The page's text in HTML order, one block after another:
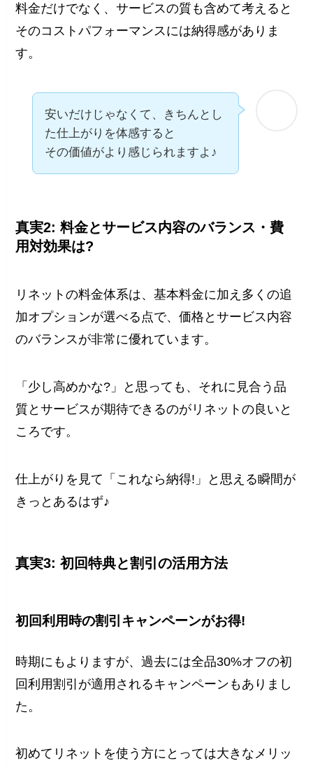
料金だけでなく、サービスの質も含めて考えると
そのコストパフォーマンスには納得感がありま
す。
安いだけじゃなくて、きちんとし
た仕上がりを体感すると
その価値がより感じられますよ♪
真実2: 料金とサービス内容のバランス・費
用対効果は?
リネットの料金体系は、基本料金に加え多くの追
加オプションが選べる点で、価格とサービス内容
のバランスが非常に優れています。
「少し高めかな?」と思っても、それに見合う品
質とサービスが期待できるのがリネットの良いと
ころです。
仕上がりを見て「これなら納得!」と思える瞬間が
きっとあるはず♪
真実3: 初回特典と割引の活用方法
初回利用時の割引キャンペーンがお得!
時期にもよりますが、過去には全品30%オフの初
回利用割引が適用されるキャンペーンもありまし
た。
初めてリネットを使う方にとっては大きなメリッ